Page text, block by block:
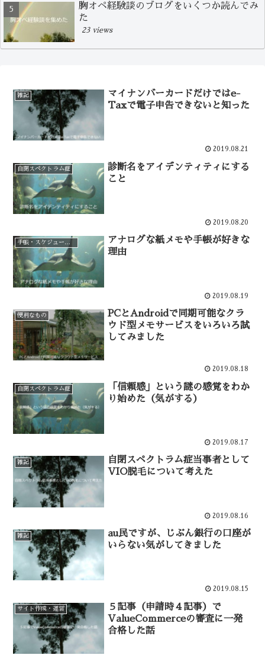
胸オペ経験談のブログをいくつか読んでみ
た
23 views
雑記
マイナンバーカードだけではe-
Taxで電子申告できないと知った
2019.08.21
自閉スペクトラム症
診断名をアイデンティティにする
こと
2019.08.20
手帳・スケジュール管理
アナログな紙メモや手帳が好きな
理由
2019.08.19
便利なもの
PCとAndroidで同期可能なクラ
ウド型メモサービスをいろいろ試
してみました
2019.08.18
自閉スペクトラム症
「信頼感」という謎の感覚をわか
り始めた（気がする）
2019.08.17
雑記
自閉スペクトラム症当事者として
VIO脱毛について考えた
2019.08.16
雑記
au民ですが、じぶん銀行の口座が
いらない気がしてきました
2019.08.15
サイト作成・運営
５記事（申請時４記事）で
ValueCommerceの審査に一発
合格した話